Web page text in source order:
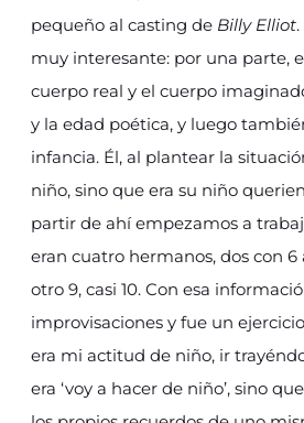
pequeño al casting de Billy Elliot
muy interesante: por una parte,
cuerpo real y el cuerpo
y la edad poética, y luego
infancia. Él, al plantear la
niño, sino que era su niño
partir de ahí empezamos a
eran cuatro hermanos, dos con 6
otro 9, casi 10. Con esa
improvisaciones y fue un
era mi actitud de niño, ir
era ‘voy a hacer de niño’, sino